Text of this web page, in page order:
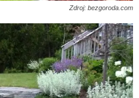
Zdroj: bezgoroda.com